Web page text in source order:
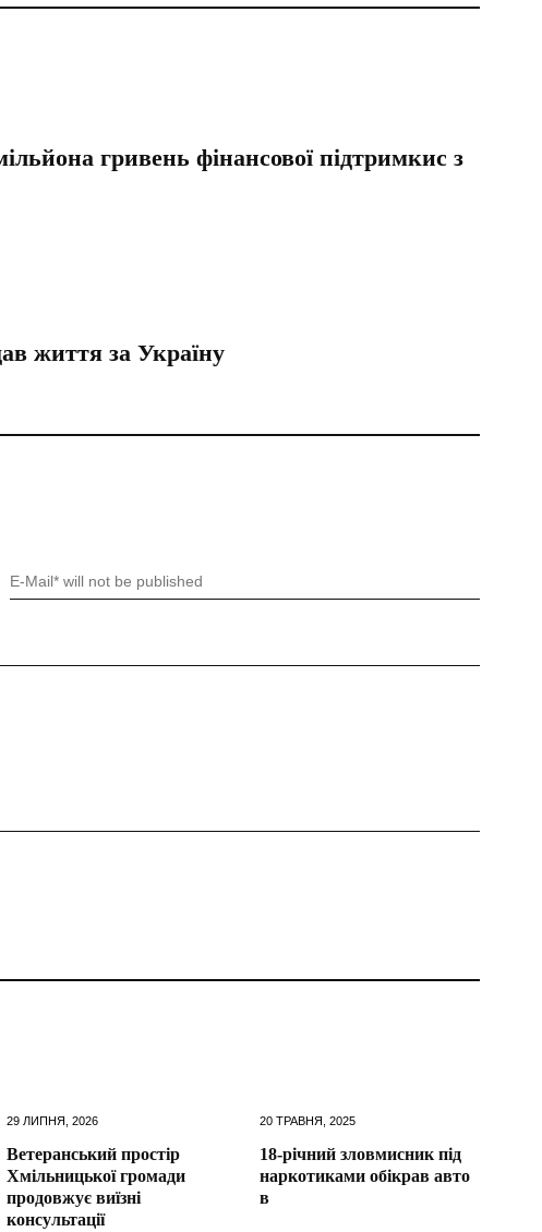
гривень фінансової підтримкис з
життя за Україну
29 ЛИПНЯ, 2026
Ветеранський простір
Хмільницької громади
продовжує виїзні
консультації
20 ТРАВНЯ, 2025
18-річний зловмисник під
наркотиками обікрав авто
в